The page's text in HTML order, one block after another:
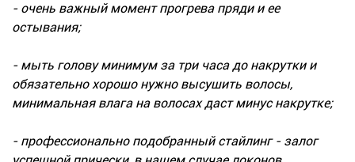
- очень важный момент прогрева пряди и ее
остывания;
- мыть голову минимум за три часа до накрутки и
обязательно хорошо нужно высушить волосы,
минимальная влага на волосах даст минус накрутке;
- профессионально подобранный стайлинг - залог